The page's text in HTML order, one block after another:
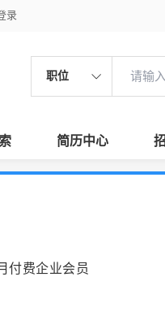
录
职位
简历中心
付费企业会员